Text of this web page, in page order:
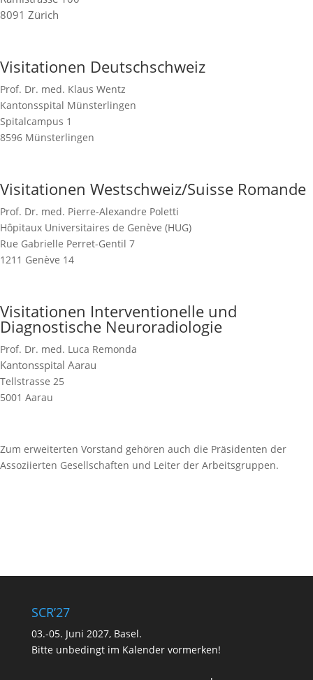
8091 Zürich
Visitationen Deutschschweiz
Prof. Dr. med. Klaus Wentz
Kantonsspital Münsterlingen
Spitalcampus 1
8596 Münsterlingen
Visitationen Westschweiz/Suisse Romande
Prof. Dr. med. Pierre-Alexandre Poletti
Hôpitaux Universitaires de Genève (HUG)
Rue Gabrielle Perret-Gentil 7
1211 Genève 14
Visitationen Interventionelle und
Diagnostische Neuroradiologie
Prof. Dr. med. Luca Remonda
Kantonsspital Aarau
Tellstrasse 25
5001 Aarau
Zum erweiterten Vorstand gehören auch die Präsidenten der
Assoziierten Gesellschaften und Leiter der Arbeitsgruppen.
SCR’27
03.-05. Juni 2027, Basel.
Bitte unbedingt im Kalender vormerken!